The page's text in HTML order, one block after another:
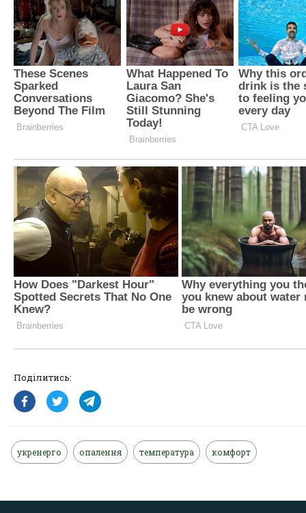
Поділитись:
укренерго опалення температура комфорт